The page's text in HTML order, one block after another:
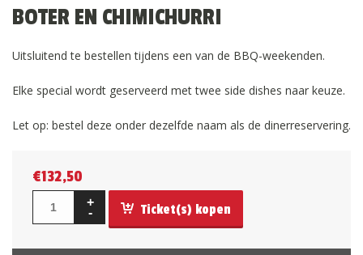
BOTER EN CHIMICHURRI
Uitsluitend te bestellen tijdens een van de BBQ-weekenden.
Elke special wordt geserveerd met twee side dishes naar keuze.
Let op: bestel deze onder dezelfde naam als de dinerreservering.
€132,50
Ticket(s) kopen